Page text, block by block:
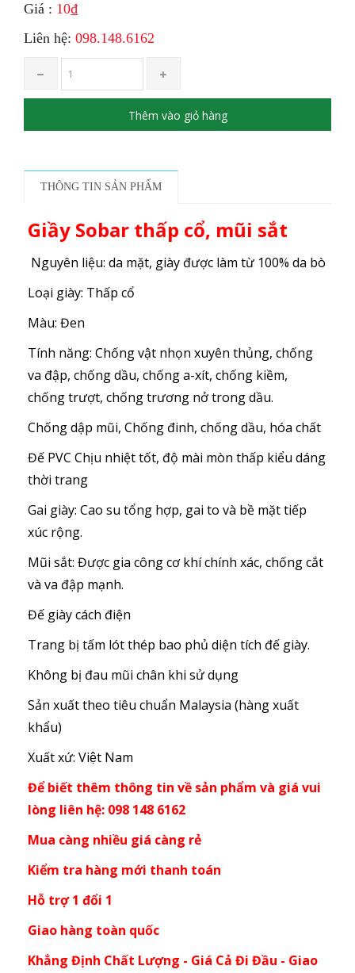
Giá : 10₫
Liên hệ: 098.148.6162
Thêm vào giỏ hàng
THÔNG TIN SẢN PHẨM
Giầy Sobar thấp cổ, mũi sắt
Nguyên liệu: da mặt, giày được làm từ 100% da bò
Loại giày: Thấp cổ
Màu: Đen
Tính năng: Chống vật nhọn xuyên thủng, chống
va đập, chống dầu, chống a-xít, chống kiềm,
chống trượt, chống trương nở trong dầu.
Chống dập mũi, Chống đinh, chống dầu, hóa chất
Đế PVC Chịu nhiệt tốt, độ mài mòn thấp kiểu dáng
thời trang
Gai giày: Cao su tổng hợp, gai to và bề mặt tiếp
xúc rộng.
Mũi sắt: Được gia công cơ khí chính xác, chống cắt
và va đập mạnh.
Đế giày cách điện
Trang bị tấm lót thép bao phủ diện tích đế giày.
Không bị đau mũi chân khi sử dụng
Sản xuất theo tiêu chuẩn Malaysia (hàng xuất
khẩu)
Xuất xứ: Việt Nam
Để biết thêm thông tin về sản phẩm và giá vui
lòng liên hệ: 098 148 6162
Mua càng nhiều giá càng rẻ
Kiểm tra hàng mới thanh toán
Hỗ trợ 1 đổi 1
Giao hàng toàn quốc
Khẳng Định Chất Lượng - Giá Cả Đi Đầu - Giao